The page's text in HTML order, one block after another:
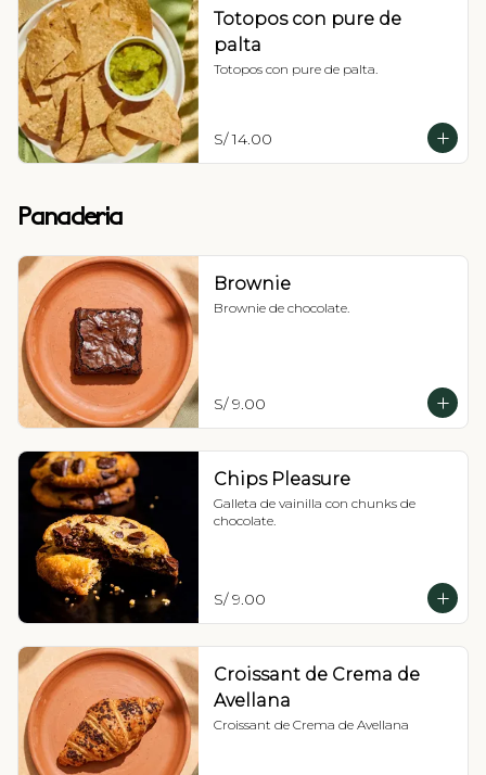
Totopos con pure de
palta
Totopos con pure de palta.
S/ 14.00
Panaderia
Brownie
Brownie de chocolate.
S/ 9.00
Chips Pleasure
Galleta de vainilla con chunks de
chocolate.
S/ 9.00
Croissant de Crema de
Avellana
Croissant de Crema de Avellana